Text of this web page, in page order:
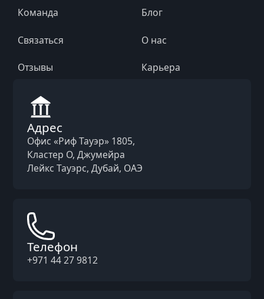
Команда Блог
Связаться О нас
Отзывы Карьера
Адрес
Офис «Риф Тауэр» 1805,
Кластер O, Джумейра
Лейкс Тауэрс, Дубай, ОАЭ
Телефон
+971 44 27 9812